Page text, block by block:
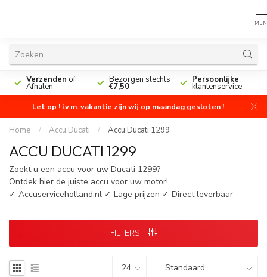
Verzenden of
Afhalen
Bezorgen slechts
€7,50
Persoonlijke
klantenservice
Let op ! i.v.m. vakantie zijn wij op maandag gesloten !
Home / Accu Ducati / Accu Ducati 1299
ACCU DUCATI 1299
Zoekt u een accu voor uw Ducati 1299?
Ontdek hier de juiste accu voor uw motor!
✓ Accuserviceholland.nl ✓ Lage prijzen ✓ Direct leverbaar
FILTERS